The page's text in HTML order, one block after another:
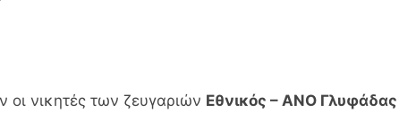
οι νικητές των ζευγαριών Εθνικός – ΑΝΟ